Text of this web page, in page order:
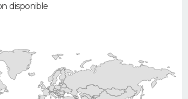
disponible